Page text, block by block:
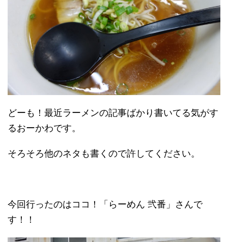
どーも！最近ラーメンの記事ばかり書いてる気がす
るおーかわです。
そろそろ他のネタも書くので許してください。
今回行ったのはココ！「らーめん 弐番」さんで
す！！